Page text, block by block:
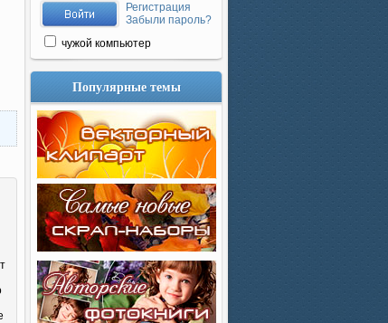
Регистрация
Забыли пароль?
чужой компьютер
Популярные темы